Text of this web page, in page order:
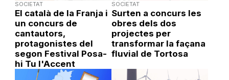
SOCIETAT
El català de la Franja i
un concurs de
cantautors,
protagonistes del
segon Festival Posa-
hi Tu l'Accent
SOCIETAT
Surten a concurs les
obres dels dos
projectes per
transformar la façana
fluvial de Tortosa